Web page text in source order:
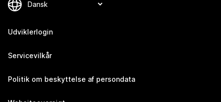
Udviklerlogin
Servicevilkår
Politik om beskyttelse af persondata